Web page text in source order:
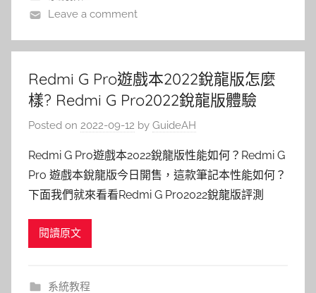
Leave a comment
Redmi G Pro遊戲本2022銳龍版怎麼
樣? Redmi G Pro2022銳龍版體驗
Posted on 2022-09-12 by GuideAH
Redmi G Pro遊戲本2022銳龍版性能如何？Redmi G
Pro 遊戲本銳龍版今日開售，這款筆記本性能如何？
下面我們就來看看Redmi G Pro2022銳龍版評測
閱讀原文
系統教程